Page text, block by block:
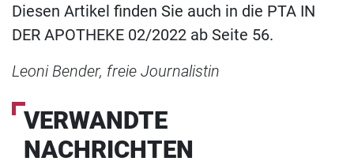
Diesen Artikel finden Sie auch in die PTA IN
DER APOTHEKE 02/2022 ab Seite 56.
Leoni Bender, freie Journalistin
VERWANDTE
NACHRICHTEN